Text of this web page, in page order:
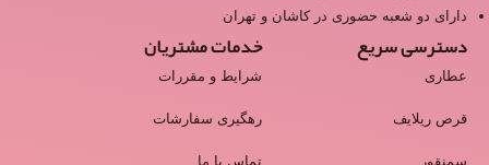
دارای دو شعبه حضوری در کاشان و تهران
دسترسی سریع
عطاری
قرص ریلایف
سمنقور
خدمات مشتریان
شرایط و مقررات
رهگیری سفارشات
تماس با ما